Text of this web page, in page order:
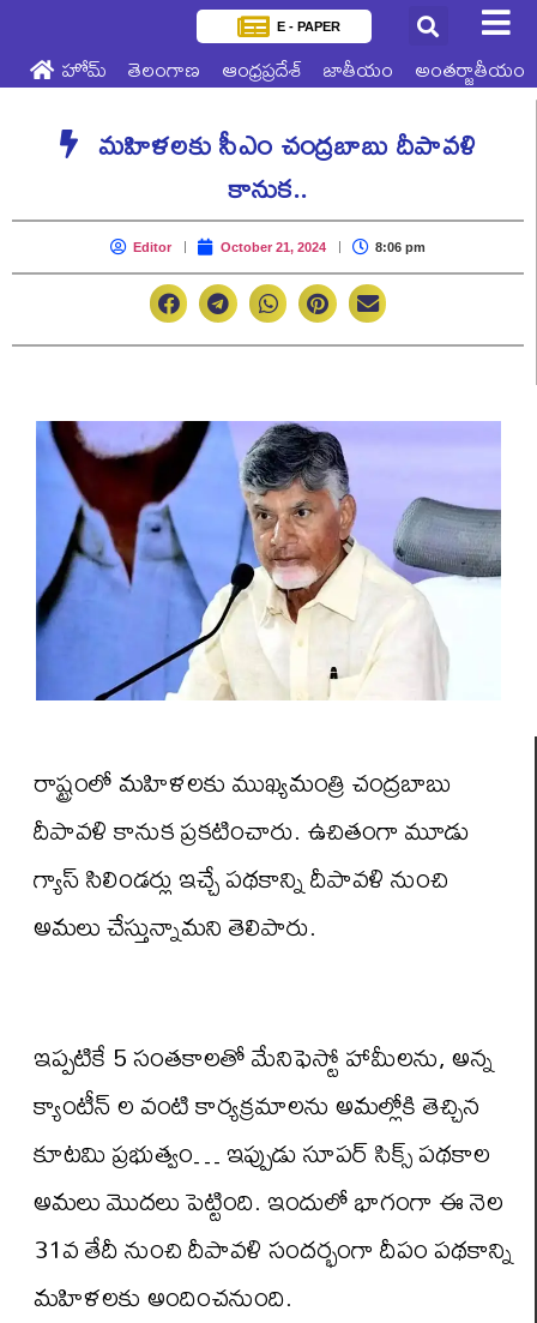
E - PAPER
హోమ్ తెలంగాణ ఆంధ్రప్రదేశ్ జాతీయం అంతర్జాతీయం
మహిళలకు సీఎం చంద్రబాబు దీపావళి
కానుక..
Editor October 21, 2024 8:06 pm
రాష్ట్రంలో మహిళలకు ముఖ్యమంత్రి చంద్రబాబు
దీపావళి కానుక ప్రకటించారు. ఉచితంగా మూడు
గ్యాస్ సిలిండర్లు ఇచ్చే పథకాన్ని దీపావళి నుంచి
అమలు చేస్తున్నామని తెలిపారు.
ఇప్పటికే 5 సంతకాలతో మేనిఫెస్టో హామీలను, అన్న
క్యాంటీన్ ల వంటి కార్యక్రమాలను అమల్లోకి తెచ్చిన
కూటమి ప్రభుత్వం… ఇప్పుడు సూపర్ సిక్స్ పథకాల
అమలు మొదలు పెట్టింది. ఇందులో భాగంగా ఈ నెల
31వ తేదీ నుంచి దీపావళి సందర్భంగా దీపం పథకాన్ని
మహిళలకు అందించనుంది.